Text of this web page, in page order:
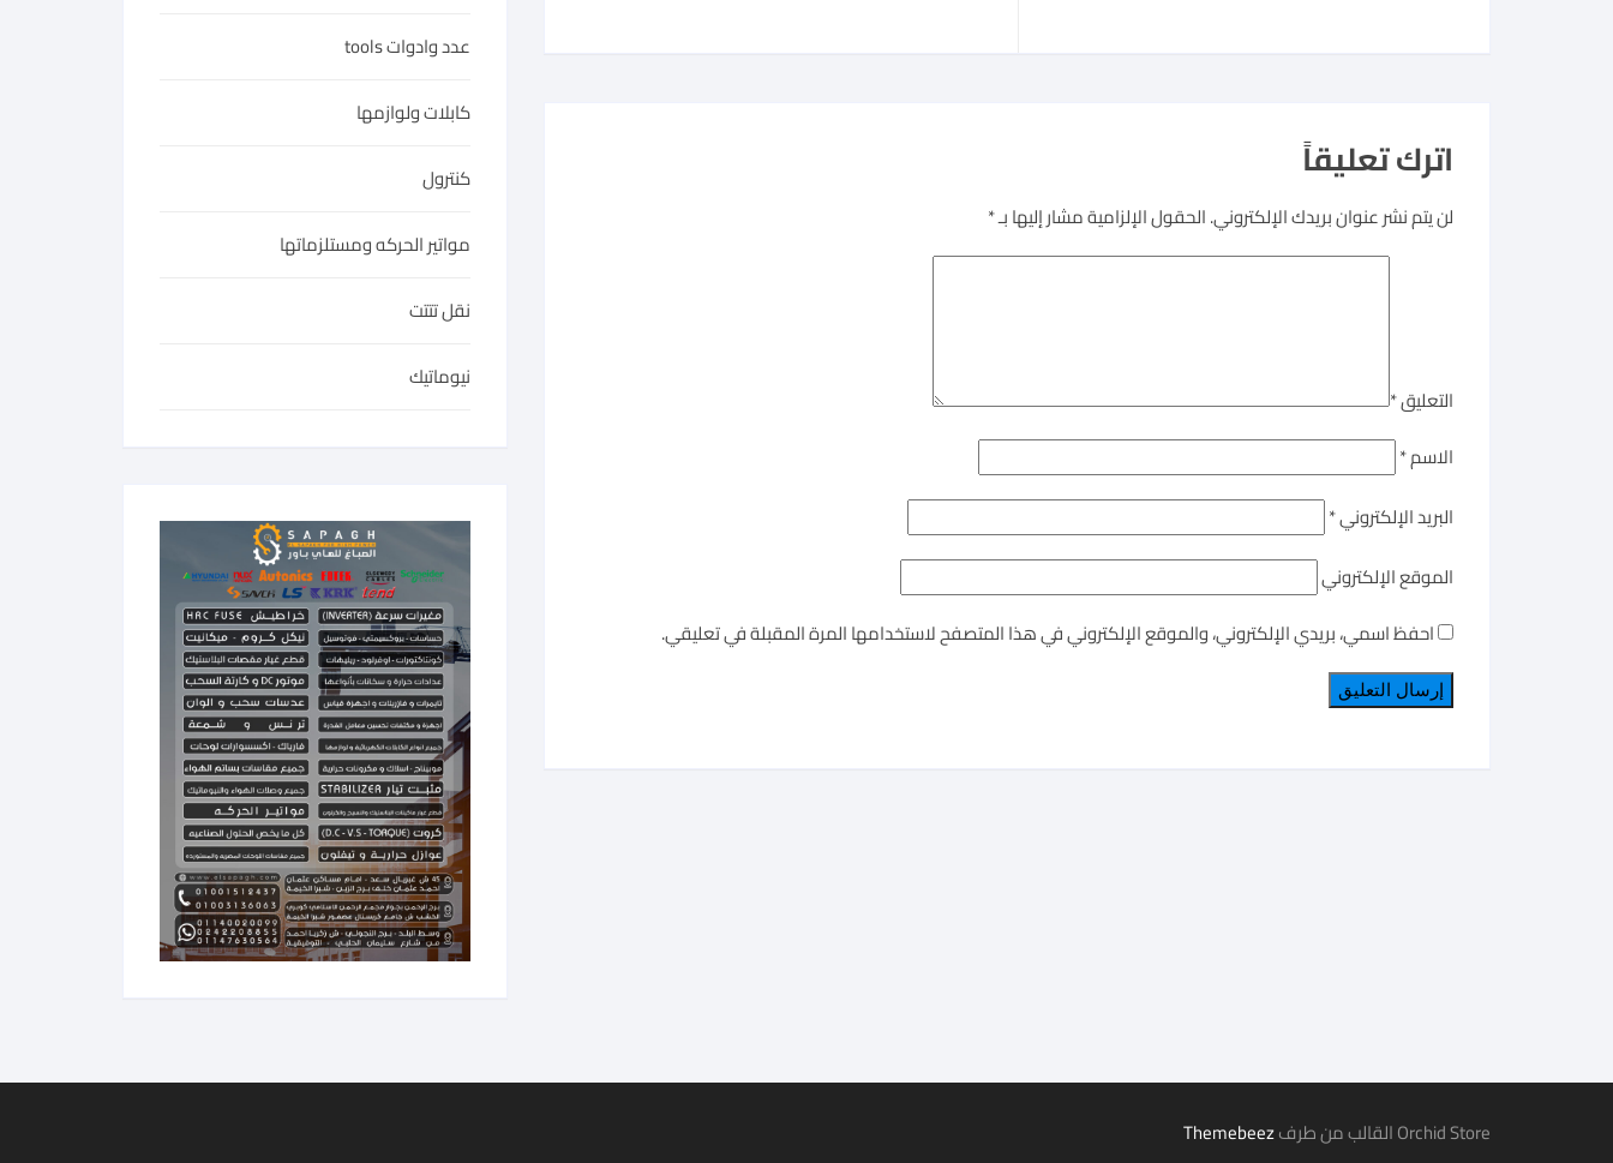
اترك تعليقاً
لن يتم نشر عنوان بريدك الإلكتروني.الحقول الإلزامية مشار إليها بـ*
التعليق*
الاسم*
البريد الإلكتروني*
الموقع الإلكتروني
احفظ اسمي، بريدي الإلكتروني، والموقع الإلكتروني في هذا المتصفح لاستخدامها المرة المقبلة في تعليقي.
عدد وادوات tools
كابلات ولوازمها
كنترول
مواتير الحركه ومستلزماتها
نقل تتتت
نيوماتيك
Orchid Store القالب من طرف Themebeez